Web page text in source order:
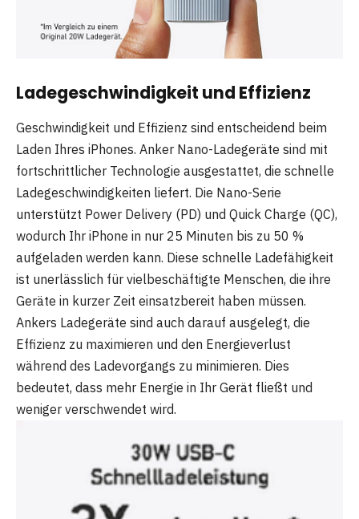
Ladegeschwindigkeit und Effizienz
Geschwindigkeit und Effizienz sind entscheidend beim
Laden Ihres iPhones. Anker Nano-Ladegeräte sind mit
fortschrittlicher Technologie ausgestattet, die schnelle
Ladegeschwindigkeiten liefert. Die Nano-Serie
unterstützt Power Delivery (PD) und Quick Charge (QC),
wodurch Ihr iPhone in nur 25 Minuten bis zu 50 %
aufgeladen werden kann. Diese schnelle Ladefähigkeit
ist unerlässlich für vielbeschäftigte Menschen, die ihre
Geräte in kurzer Zeit einsatzbereit haben müssen.
Ankers Ladegeräte sind auch darauf ausgelegt, die
Effizienz zu maximieren und den Energieverlust
während des Ladevorgangs zu minimieren. Dies
bedeutet, dass mehr Energie in Ihr Gerät fließt und
weniger verschwendet wird.